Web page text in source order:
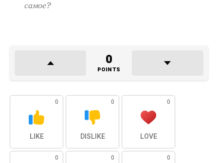
самое?
0
POINTS
0
LIKE
0
DISLIKE
0
LOVE
0 0 0